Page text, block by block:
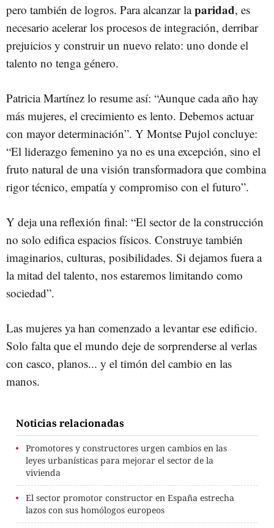
pero también de logros. Para alcanzar laparidad, es
necesario acelerar los procesos de integración, derribar
prejuicios y construir un nuevo relato: uno donde el
talento no tenga género.
Patricia Martínez lo resume así: “Aunque cada año hay
más mujeres, el crecimiento es lento. Debemos actuar
con mayor determinación”. Y Montse Pujol concluye:
“El liderazgo femenino ya no es una excepción, sino el
fruto natural de una visión transformadora que combina
rigor técnico, empatía y compromiso con el futuro”.
Y deja una reflexión final: “El sector de la construcción
no solo edifica espacios físicos. Construye también
imaginarios, culturas, posibilidades. Si dejamos fuera a
la mitad del talento, nos estaremos limitando como
sociedad”.
Las mujeres ya han comenzado a levantar ese edificio.
Solo falta que el mundo deje de sorprenderse al verlas
con casco, planos... y el timón del cambio en las
manos.
Noticias relacionadas
Promotores y constructores urgen cambios en las
leyes urbanísticas para mejorar el sector de la
vivienda
El sector promotor constructor en España estrecha
lazos con sus homólogos europeos